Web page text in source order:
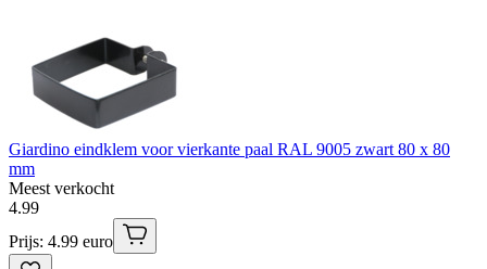
Giardino eindklem voor vierkante paal RAL 9005 zwart 80 x 80
mm
Meest verkocht
4.99
Prijs: 4.99 euro